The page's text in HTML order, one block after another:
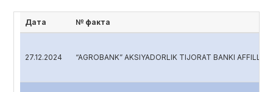
Дата № факта
27.12.2024 “AGROBANK” AKSIYADORLIK TIJORAT BANKI